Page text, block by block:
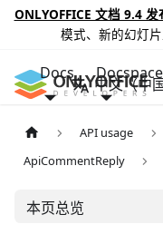
ONLYOFFICE 文档 9.4 发
模式、新的幻灯
Docs Docspace
中文（中国
API usage
ApiCommentReply
本页总览